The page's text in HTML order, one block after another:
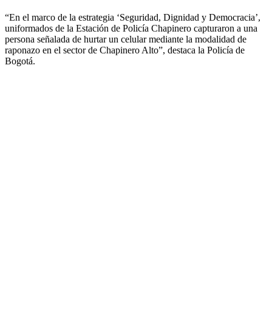
“En el marco de la estrategia ‘Seguridad, Dignidad y Democracia’,
uniformados de la Estación de Policía Chapinero capturaron a una
persona señalada de hurtar un celular mediante la modalidad de
raponazo en el sector de Chapinero Alto”, destaca la Policía de
Bogotá.